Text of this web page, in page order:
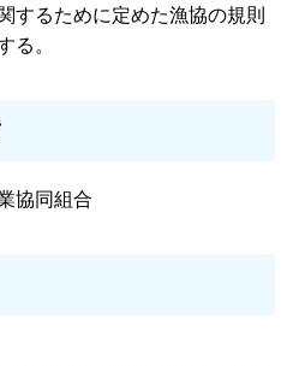
するために定めた漁協の規則
る。
協同組合